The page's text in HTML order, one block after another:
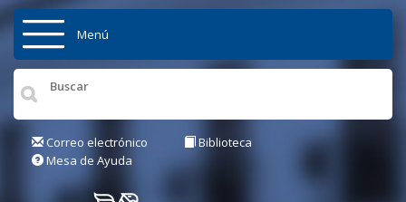
Pasar al contenido principal
Inicio
Institución
Menú
Correo electrónico
Biblioteca
Mesa de Ayuda